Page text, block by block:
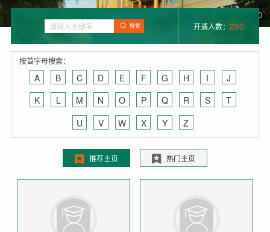
搜索 开通人数： 280
按首字母搜索：
A B C D E F G H I
J
K
L M N O P Q R S
T
U
V W X Y Z
推荐主页 热门主页